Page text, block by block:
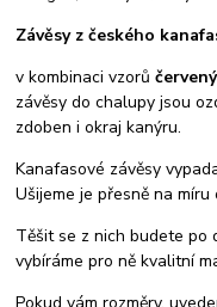
Závěsy z českého
v kombinaci vzorů
závěsy do chalupy jsou
zdoben i okraj kanýru.
Kanafasové závěsy
Ušijeme je přesně na míru
Těšit se z nich budete po
vybíráme pro ně kvalitní